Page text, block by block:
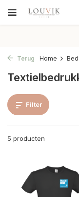
Terug Home
Filter
5 producten